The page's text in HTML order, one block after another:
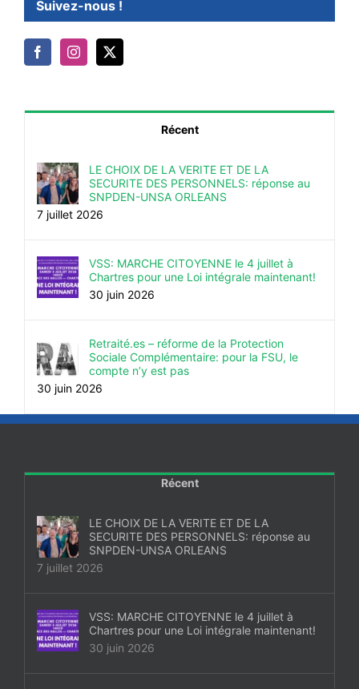
Suivez-nous !
Récent
LE CHOIX DE LA VERITE ET DE LA
SECURITE DES PERSONNELS: réponse au
SNPDEN-UNSA ORLEANS
7 juillet 2026
VSS: MARCHE CITOYENNE le 4 juillet à
Chartres pour une Loi intégrale maintenant!
30 juin 2026
Retraité.es – réforme de la Protection
Sociale Complémentaire: pour la FSU, le
compte n’y est pas
30 juin 2026
Récent
LE CHOIX DE LA VERITE ET DE LA
SECURITE DES PERSONNELS: réponse au
SNPDEN-UNSA ORLEANS
7 juillet 2026
VSS: MARCHE CITOYENNE le 4 juillet à
Chartres pour une Loi intégrale maintenant!
30 juin 2026